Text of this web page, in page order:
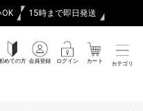
15時まで即日発送
めての方 会員登録 ログイン カート カテゴリ